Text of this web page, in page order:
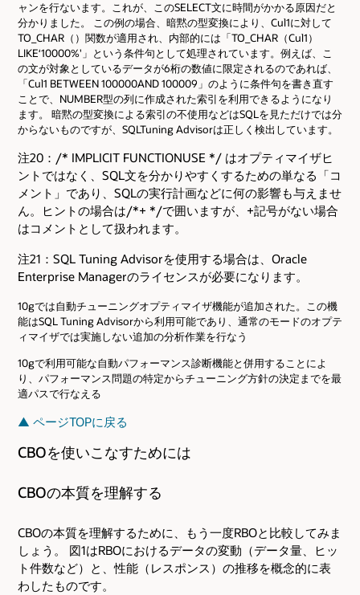
ャンを行ないます。これが、このSELECT文に時間がかかる原因だと
分かりました。 この例の場合、暗黙の型変換により、Cul1に対して
TO_CHAR（）関数が適用され、内部的には「TO_CHAR（Cul1）
LIKE‘10000%'」という条件句として処理されています。例えば、こ
の文が対象としているデータが6桁の数値に限定されるのであれば、
「Cul1 BETWEEN 100000AND 100009」のように条件句を書き直す
ことで、NUMBER型の列に作成された索引を利用できるようになり
ます。 暗黙の型変換による索引の不使用などはSQLを見ただけでは分
からないものですが、SQLTuning Advisorは正しく検出しています。
注20：/* IMPLICIT FUNCTIONUSE */ はオプティマイザヒ
ントではなく、SQL文を分かりやすくするための単なる「コ
メント」であり、SQLの実行計画などに何の影響も与えませ
ん。ヒントの場合は/*+ */で囲いますが、+記号がない場合
はコメントとして扱われます。
注21：SQL Tuning Advisorを使用する場合は、Oracle
Enterprise Managerのライセンスが必要になります。
10gでは自動チューニングオプティマイザ機能が追加された。この機
能はSQL Tuning Advisorから利用可能であり、通常のモードのオプテ
ィマイザでは実施しない追加の分析作業を行なう
10gで利用可能な自動パフォーマンス診断機能と併用することによ
り、パフォーマンス問題の特定からチューニング方針の決定までを最
適パスで行なえる
▲ ページTOPに戻る
CBOを使いこなすためには
CBOの本質を理解する
CBOの本質を理解するために、もう一度RBOと比較してみま
しょう。 図1はRBOにおけるデータの変動（データ量、ヒッ
ト件数など）と、性能（レスポンス）の推移を概念的に表
わしたものです。